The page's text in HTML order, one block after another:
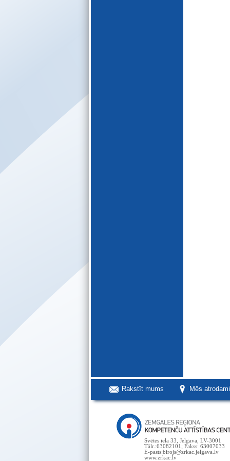
Rakstīt mums Mēs
Svētes iela 33, Jelgava, LV-3001
Tālr.:63082101; Fakss: 63007033
E-pasts:birojs@zrkac.jelgava.lv
www.zrkac.lv